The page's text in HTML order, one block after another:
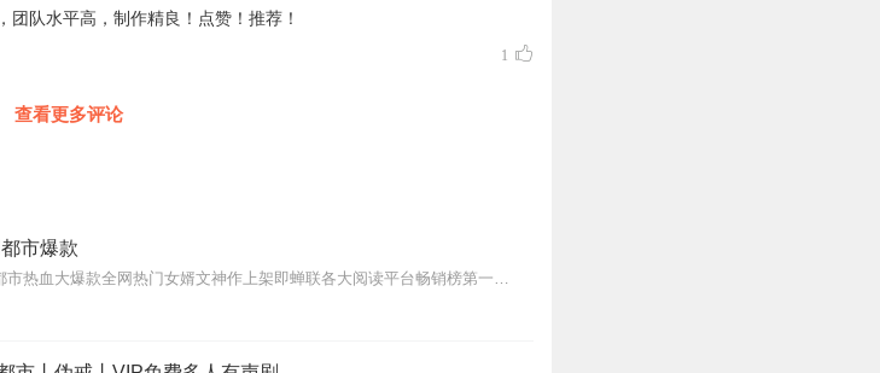
队水平高，制作精良！点赞！推荐！
1
查看更多评论
市爆款
【强烈推荐！必听爆品！】2020年现象级都市热血大爆款全网热门女婿文神作上架即蝉联各大阅读平台畅销榜第一名。【内容概述】七年前，他被黑中介送到战火纷飞的S国；七...